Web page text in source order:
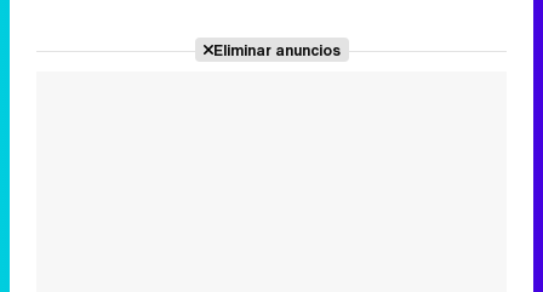
Eliminar anuncios